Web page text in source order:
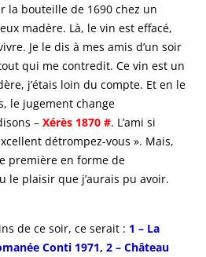
la bouteille de 1690 chez un
madère. Là, le vin est effacé,
Je le dis à mes amis d’un soir
qui me contredit. Ce vin est un
j’étais loin du compte. Et en le
le jugement change
– Xérès 1870 #. L’ami si
détrompez-vous ». Mais,
première en forme de
le plaisir que j’aurais pu avoir.
de ce soir, ce serait : 1 – La
Conti 1971, 2 – Château